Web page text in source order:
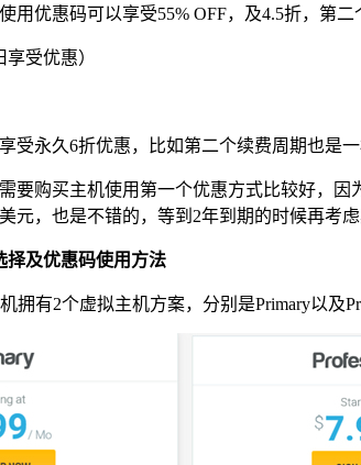
用优惠码可以享受55% OFF，及4.5折，第
受优惠）
受永久6折优惠，比如第二个续费周期也是一
要购买主机使用第一个优惠方式比较好，
元，也是不错的，等到2年到期的时候再考虑
择及优惠码使用方法
拥有2个虚拟主机方案，分别是Primary以及